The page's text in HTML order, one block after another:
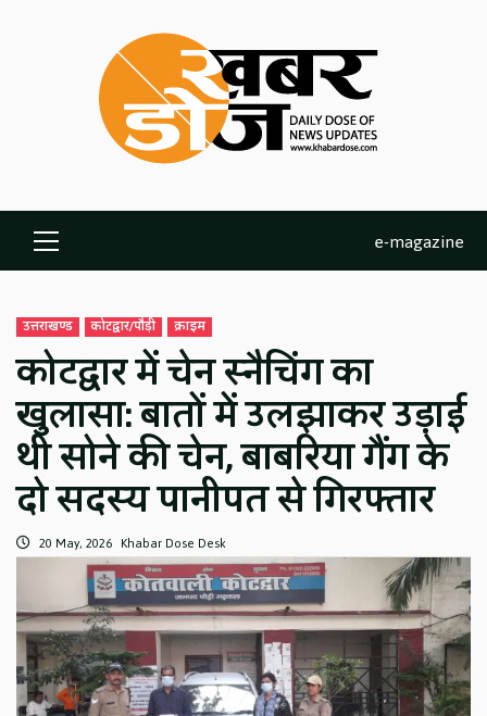
Primary
Menu
e-magazine
उत्तराखण्ड कोटद्वार/पौड़ी क्राइम
कोटद्वार में चेन स्नैचिंग का
खुलासा: बातों में उलझाकर उड़ाई
थी सोने की चेन, बाबरिया गैंग के
दो सदस्य पानीपत से गिरफ्तार
20 May, 2026 Khabar Dose Desk